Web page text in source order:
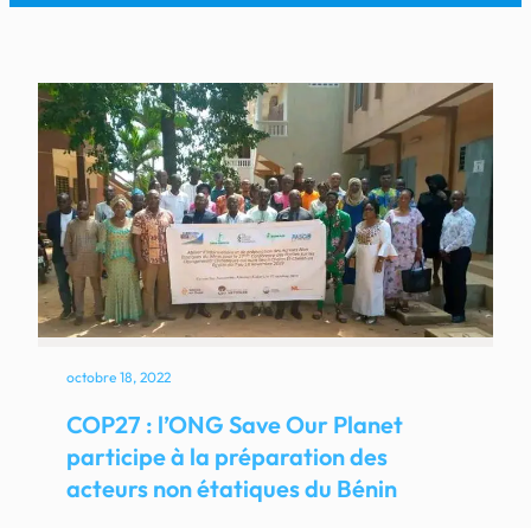
octobre 18, 2022
COP27 : l’ONG Save Our Planet
participe à la préparation des
acteurs non étatiques du Bénin